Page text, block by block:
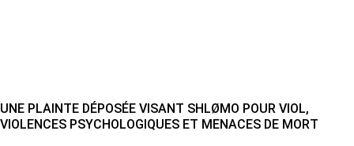
UNE PLAINTE DÉPOSÉE VISANT SHLØMO POUR VIOL,
VIOLENCES PSYCHOLOGIQUES ET MENACES DE MORT